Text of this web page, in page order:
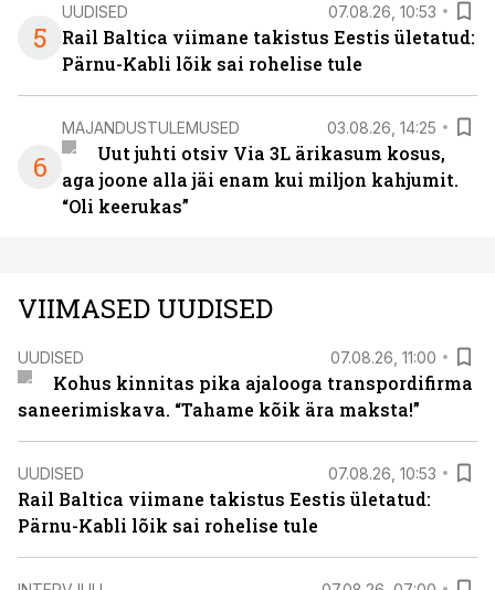
5
UUDISED 07.08.26, 10:53
Rail Baltica viimane takistus Eestis ületatud:
Pärnu-Kabli lõik sai rohelise tule
6
MAJANDUSTULEMUSED 03.08.26, 14:25
Uut juhti otsiv Via 3L ärikasum kosus,
aga joone alla jäi enam kui miljon kahjumit.
“Oli keerukas”
VIIMASED UUDISED
UUDISED 07.08.26, 11:00
Kohus kinnitas pika ajalooga transpordifirma
saneerimiskava. “Tahame kõik ära maksta!”
UUDISED 07.08.26, 10:53
Rail Baltica viimane takistus Eestis ületatud:
Pärnu-Kabli lõik sai rohelise tule